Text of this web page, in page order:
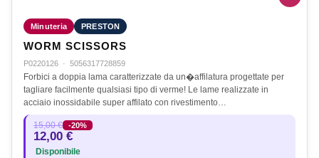
Minuteria PRESTON
WORM SCISSORS
P0220126 · 5056317728859
Forbici a doppia lama caratterizzate da un�affilatura progettate per
tagliare facilmente qualsiasi tipo di verme! Le lame realizzate in
acciaio inossidabile super affilato con rivestimento…
15,00 € -20%
12,00 €
Disponibile